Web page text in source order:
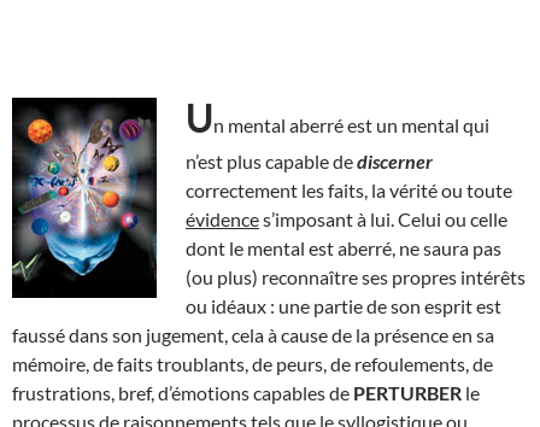
Un mental aberré est un mental qui
n’est plus capable dediscerner
correctement les faits, la vérité ou toute
évidences’imposant à lui. Celui ou celle
dont le mental est aberré, ne saura pas
(ou plus) reconnaître ses propres intérêts
ou idéaux : une partie de son esprit est
faussé dans son jugement, cela à cause de la présence en sa
mémoire, de faits troublants, de peurs, de refoulements, de
frustrations, bref, d’émotions capables de PERTURBER le
processus de raisonnements tels que le syllogistique ou